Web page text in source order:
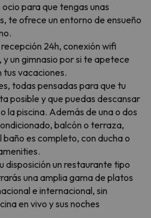
para que tengas unas
te ofrece un entorno de ensueño
24h, conexión wifi
un gimnasio por si te apetece
vacaciones.
todas pensadas para que tu
posible y que puedas descansar
la piscina. Además de una o dos
balcón o terraza,
es completo, con ducha o
disposición un restaurante tipo
una amplia gama de platos
e internacional, sin
en vivo y sus noches